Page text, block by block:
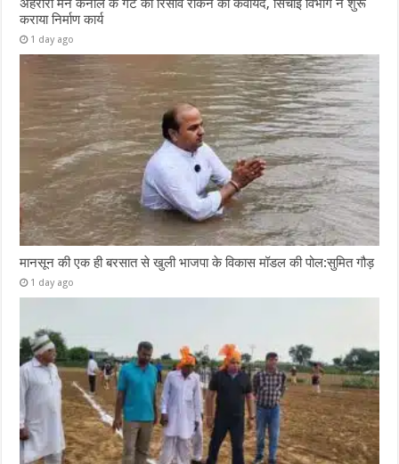
अहरौरा मेन कैनाल के गेट का रिसाव रोकने की कवायद, सिंचाई विभाग ने शुरू
कराया निर्माण कार्य
1 day ago
मानसून की एक ही बरसात से खुली भाजपा के विकास मॉडल की पोल:सुमित गौड़
1 day ago